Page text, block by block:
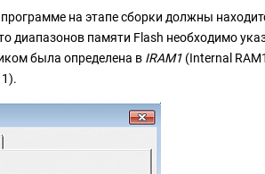
на этапе сборки должны
диапазонов памяти Flash необходимо
была определена в IRAM1 (Internal